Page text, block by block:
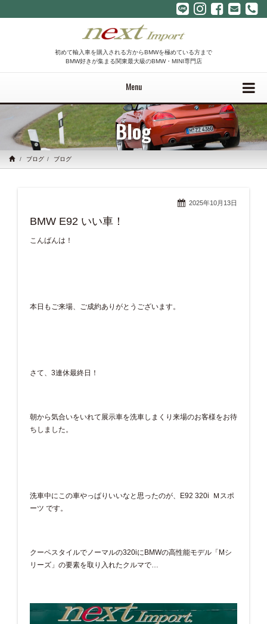
初めて輸入車を購入される方からBMWを極めている方まで
BMW好きが集まる関東最大級のBMW・MINI専門店
Menu
Blog
ブログ ブログ
2025年10月13日
BMW E92 いい車！
こんばんは！
本日もご来場、ご成約ありがとうございます。
さて、3連休最終日！
朝から気合いをいれて展示車を洗車しまくり来場のお客様をお待
ちしました。
洗車中にこの車やっぱりいいなと思ったのが、E92 320i Ｍスポ
ーツ です。
クーペスタイルでノーマルの320iにBMWの高性能モデル「Mシ
リーズ」の要素を取り入れたクルマで…